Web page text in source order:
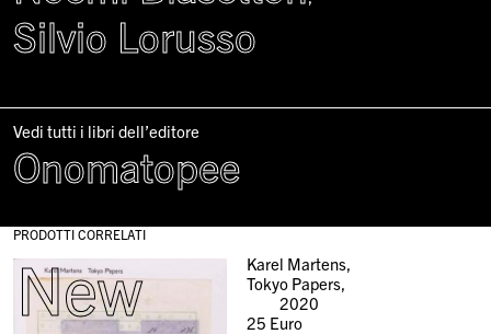
Silvio Lorusso
Vedi tutti i libri dell’editore
Onomatopee
PRODOTTI CORRELATI
New
Karel Martens,
Tokyo Papers,
2020
25 Euro